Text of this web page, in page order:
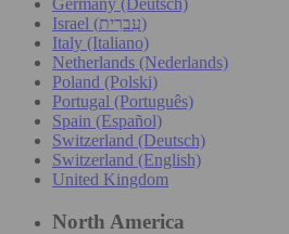
Germany (Deutsch)
Israel (עִברִית)
Italy (Italiano)
Netherlands (Nederlands)
Poland (Polski)
Portugal (Português)
Spain (Español)
Switzerland (Deutsch)
Switzerland (English)
United Kingdom
North America